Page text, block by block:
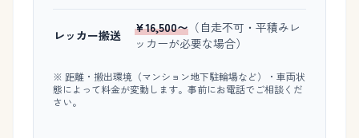
レッカー搬送 ¥16,500〜 （自走不可・平積みレ
ッカーが必要な場合）
※ 距離・搬出環境（マンション地下駐輪場など）・車両状
態によって料金が変動します。事前にお電話でご相談くだ
さい。